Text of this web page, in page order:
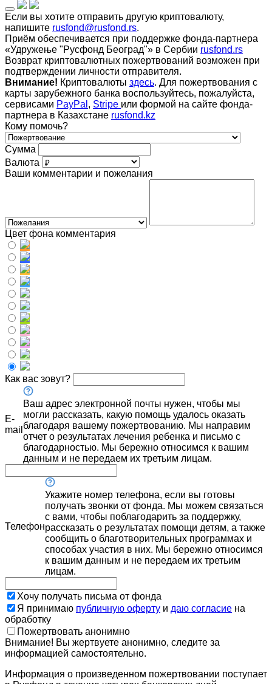
Если вы хотите отправить другую криптовалюту,
напишите rusfond@rusfond.rs.
Приём обеспечивается при поддержке фонда-партнера
«Удружење "Русфонд Београд"» в Сербии rusfond.rs
Возврат криптовалютных пожертвований возможен при
подтверждении личности отправителя.
Внимание! Криптовалюты здесь. Для пожертвования с
карты зарубежного банка воспользуйтесь, пожалуйста,
сервисами PayPal , Stripe или формой на сайте фонда-
партнера в Казахстане rusfond.kz
Кому помочь?
Сумма
Валюта
Ваши комментарии и пожелания
Цвет фона комментария
Как вас зовут?
E-
mail
Ваш адрес электронной почты нужен, чтобы мы
могли рассказать, какую помощь удалось оказать
благодаря вашему пожертвованию. Мы направим
отчет о результатах лечения ребенка и письмо с
благодарностью. Мы бережно относимся к вашим
данным и не передаем их третьим лицам.
Телефон
Укажите номер телефона, если вы готовы
получать звонки от фонда. Мы можем связаться
с вами, чтобы поблагодарить за поддержку,
рассказать о результатах помощи детям, а также
сообщить о благотворительных программах и
способах участия в них. Мы бережно относимся
к вашим данным и не передаем их третьим
лицам.
Хочу получать письма от фонда
Я принимаю публичную оферту и даю согласие на
обработку
Пожертвовать анонимно
Внимание! Вы жертвуете анонимно, следите за
информацией самостоятельно.
Информация о произведенном пожертвовании поступает